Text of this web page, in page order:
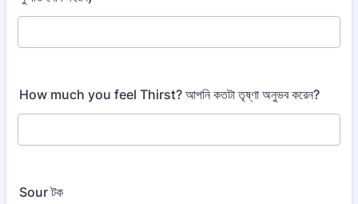
How much you feel Thirst? আপনি কতটা তৃষ্ণা অনুভব করেন?
Sour টক